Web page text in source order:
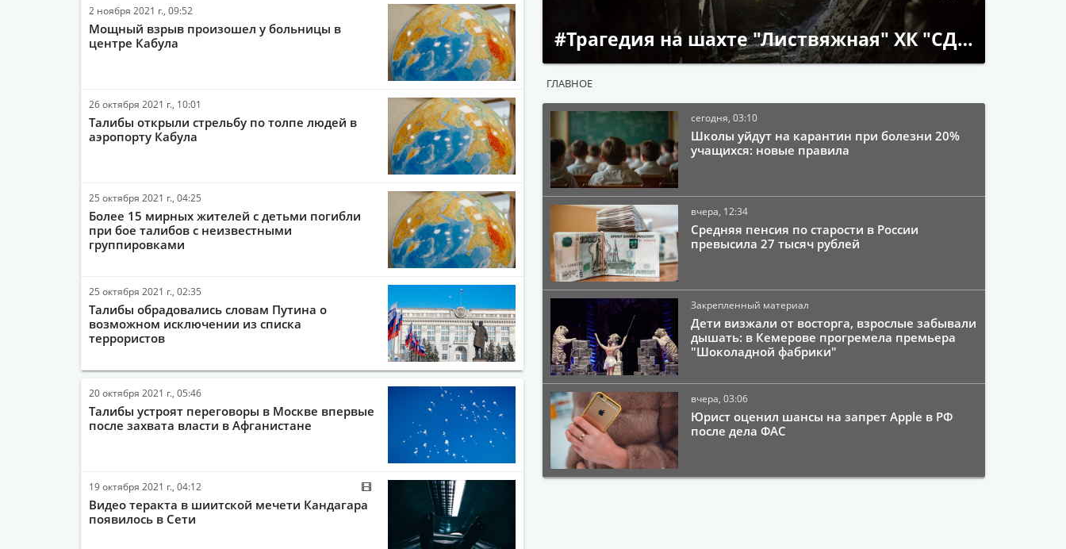
2 ноября 2021 г., 09:52
Мощный взрыв произошел у больницы в
центре Кабула
26 октября 2021 г., 10:01
Талибы открыли стрельбу по толпе людей в
аэропорту Кабула
25 октября 2021 г., 04:25
Более 15 мирных жителей с детьми погибли
при бое талибов с неизвестными
группировками
25 октября 2021 г., 02:35
Талибы обрадовались словам Путина о
возможном исключении из списка
террористов
20 октября 2021 г., 05:46
Талибы устроят переговоры в Москве впервые
после захвата власти в Афганистане
19 октября 2021 г., 04:12
Видео теракта в шиитской мечети Кандагара
появилось в Сети
#Трагедия на шахте "Листвяжная" ХК "СДС-Уголь"
ГЛАВНОЕ
сегодня, 03:10
Школы уйдут на карантин при болезни 20%
учащихся: новые правила
вчера, 12:34
Средняя пенсия по старости в России
превысила 27 тысяч рублей
Закрепленный материал
Дети визжали от восторга, взрослые забывали
дышать: в Кемерове прогремела премьера
"Шоколадной фабрики"
вчера, 03:06
Юрист оценил шансы на запрет Apple в РФ
после дела ФАС